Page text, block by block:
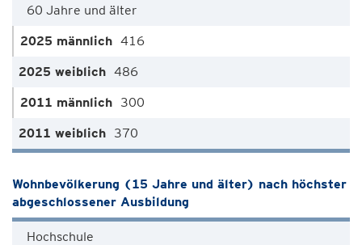
60 Jahre und älter
416
486
300
370
Wohnbevölkerung (15 Jahre und älter) nach höchster
abgeschlossener Ausbildung
Hochschule